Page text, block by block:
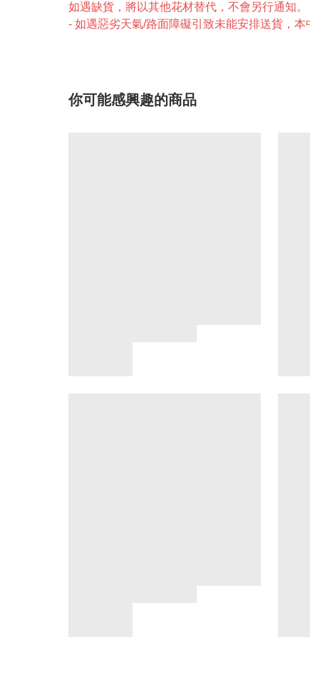
如遇缺貨，將以其他花材替代，不會另行通知。
- 如遇惡劣天氣/路面障礙引致未能安排送貨，
你可能感興趣的商品